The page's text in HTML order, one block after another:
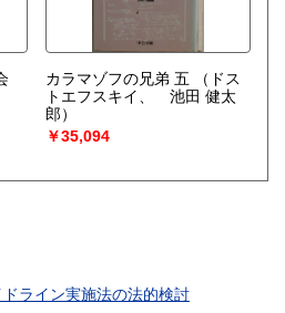
カラマゾフの兄弟 五
（ドス
トエフスキイ、 池田 健太
郎）
￥35,094
ライン実施法の法的検討